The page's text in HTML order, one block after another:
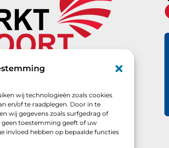
wij technologieën zoals cookies
en/of te raadplegen. Door in te
wij gegevens zoals surfgedrag of
geen toestemming geeft of uw
invloed hebben op bepaalde functies